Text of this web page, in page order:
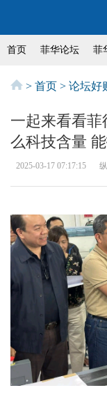
首页 菲华论坛 菲
> 首页 > 论坛好
一起来看看
么科技含量
2025-03-17 07:17:15